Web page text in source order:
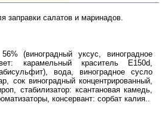
заправки салатов и маринадов.
(виноградный уксус, виноградное
карамельный краситель E150d,
вода, виноградное сусло
сок виноградный концентрированный,
стабилизатор: ксантановая камедь,
консервант: сорбат калия..